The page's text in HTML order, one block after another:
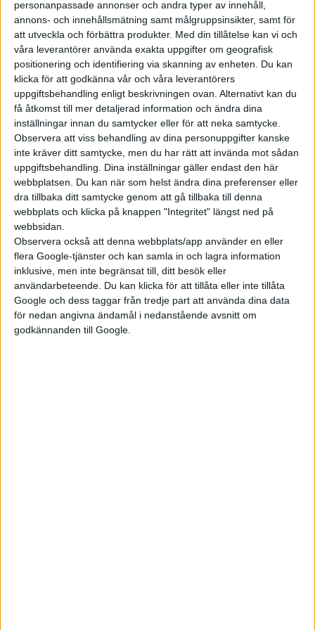
personanpassade annonser och andra typer av innehåll,
annons- och innehållsmätning samt målgruppsinsikter, samt för
att utveckla och förbättra produkter. Med din tillåtelse kan vi och
våra leverantörer använda exakta uppgifter om geografisk
positionering och identifiering via skanning av enheten. Du kan
klicka för att godkänna vår och våra leverantörers
uppgiftsbehandling enligt beskrivningen ovan. Alternativt kan du
få åtkomst till mer detaljerad information och ändra dina
inställningar innan du samtycker eller för att neka samtycke.
Observera att viss behandling av dina personuppgifter kanske
inte kräver ditt samtycke, men du har rätt att invända mot sådan
uppgiftsbehandling. Dina inställningar gäller endast den här
webbplatsen. Du kan när som helst ändra dina preferenser eller
dra tillbaka ditt samtycke genom att gå tillbaka till denna
webbplats och klicka på knappen "Integritet" längst ned på
webbsidan.
Observera också att denna webbplats/app använder en eller
flera Google-tjänster och kan samla in och lagra information
inklusive, men inte begränsat till, ditt besök eller
användarbeteende. Du kan klicka för att tillåta eller inte tillåta
Google och dess taggar från tredje part att använda dina data
för nedan angivna ändamål i nedanstående avsnitt om
godkännanden till Google.
Bank, alltså samma företag som utvecklat mjukvaran som
används vid pilotprojektet där Volkswagen är inblandad i
Hudiksvall. De båda företagen har samarbetet kring
dubbelriktad laddning sedan 2021.
– Det här är ögonblicket när dubbelriktad laddning (Vehicle-to-
Grid, V2G) går från lovande teknik till kommersiell
infrastruktur. Med MOON och Volkswagen AG som strategiska
partner kan vi föra ut dubbelriktad laddning till verkliga kunder
i stor skala och skapa värde för elbilsägare, elsystemet och
energiomställningen, säger Christian Jacobsson som är vd vid
Energy Bank.